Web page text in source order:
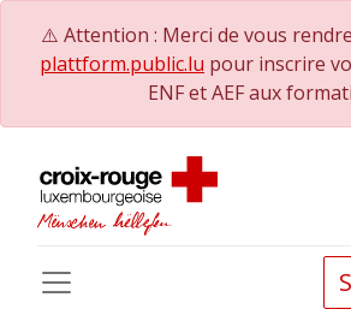
⚠️ Attention : Merci de vous
plattform.public.lu pour inscrire
ENF et AEF aux